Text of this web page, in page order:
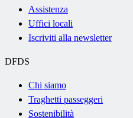
Assistenza
Uffici locali
Iscriviti alla newsletter
DFDS
Chi siamo
Traghetti passeggeri
Sostenibilità